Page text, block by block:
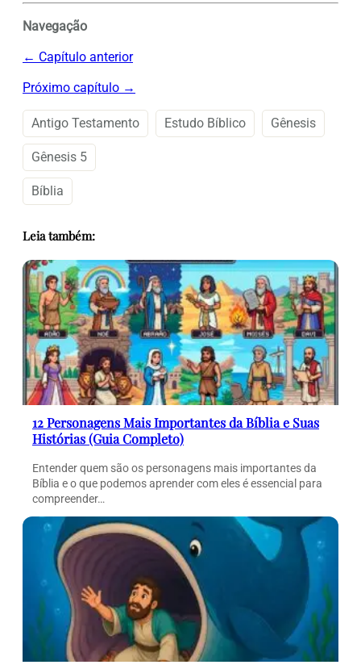
Navegação
← Capítulo anterior
Próximo capítulo →
Antigo Testamento Estudo Bíblico Gênesis
Gênesis 5
Bíblia
Leia também:
12 Personagens Mais Importantes da Bíblia e Suas
Histórias (Guia Completo)
Entender quem são os personagens mais importantes da
Bíblia e o que podemos aprender com eles é essencial para
compreender…